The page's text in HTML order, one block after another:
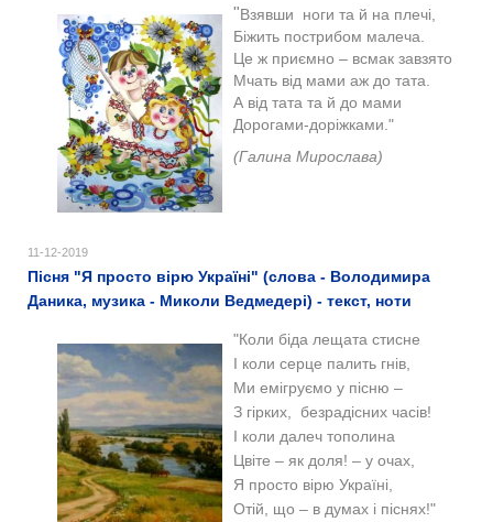
"Взявши ноги та й на плечі,
Біжить пострибом малеча.
Це ж приємно – всмак завзято
Мчать від мами аж до тата.
А від тата та й до мами
Дорогами-доріжками."
(Галина Мирослава)
11-12-2019
Пісня "Я просто вірю Україні" (слова - Володимира
Даника, музика - Миколи Ведмедері) - текст, ноти
"Коли біда лещата стисне
І коли серце палить гнів,
Ми емігруємо у пісню –
З гірких, безрадісних часів!
І коли далеч тополина
Цвіте – як доля! – у очах,
Я просто вірю Україні,
Отій, що – в думах і піснях!"